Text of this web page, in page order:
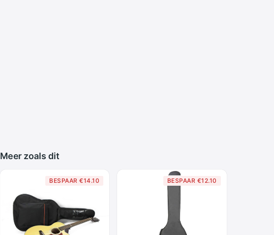
Meer zoals dit
BESPAAR €14.10 BESPAAR €12.10